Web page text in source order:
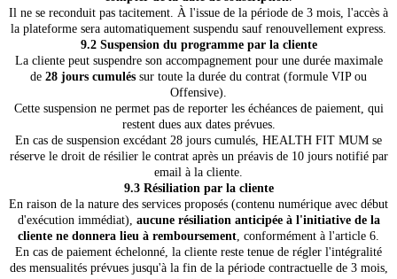
Il ne se reconduit pas tacitement. À l'issue de la période de 3 mois, l'accès à
la plateforme sera automatiquement suspendu sauf renouvellement express.
9.2 Suspension du programme par la cliente
La cliente peut suspendre son accompagnement pour une durée maximale
de 28 jours cumulés sur toute la durée du contrat (formule VIP ou
Offensive).
Cette suspension ne permet pas de reporter les échéances de paiement, qui
restent dues aux dates prévues.
En cas de suspension excédant 28 jours cumulés, HEALTH FIT MUM se
réserve le droit de résilier le contrat après un préavis de 10 jours notifié par
email à la cliente.
9.3 Résiliation par la cliente
En raison de la nature des services proposés (contenu numérique avec début
d'exécution immédiat), aucune résiliation anticipée à l'initiative de la
cliente ne donnera lieu à remboursement, conformément à l'article 6.
En cas de paiement échelonné, la cliente reste tenue de régler l'intégralité
des mensualités prévues jusqu'à la fin de la période contractuelle de 3 mois,